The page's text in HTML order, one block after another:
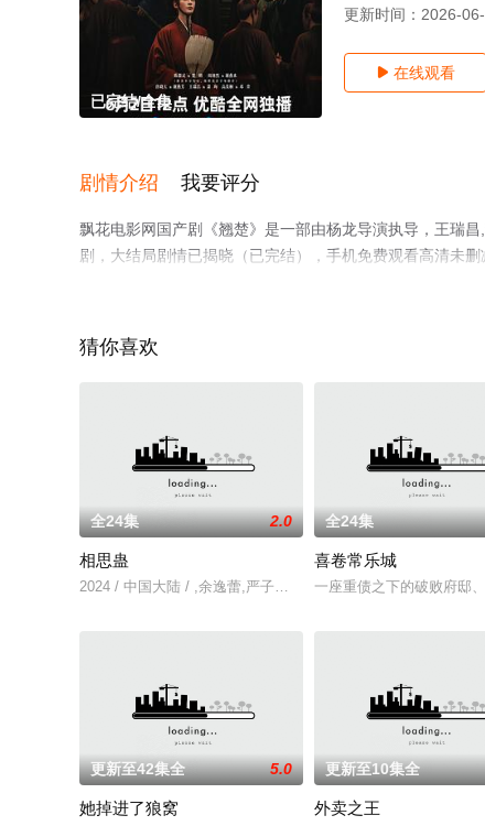
已完结/全集
更新时间： 2026-
 在线观看
剧情介绍 我要评分
飘花电影网国产剧《翘楚》是一部由杨龙导演执导，王瑞
剧，大结局剧情已揭晓（已完结），手机免费观看高清未
猜你喜欢
全24集 2.0
相思蛊
2024 / 中国大陆 / ,余逸蕾,严子贤,王子菲,赵文龙
全24集
喜卷常乐城
一座重债之下的破败府邸
更新至42集全 5.0
她掉进了狼窝
更新至10集全
外卖之王